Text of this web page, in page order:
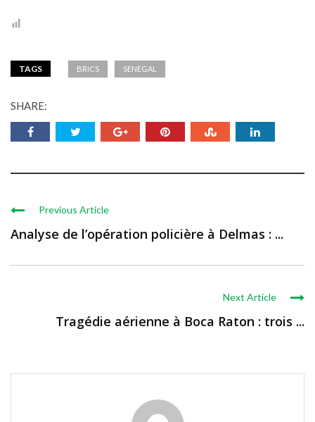
TAGS BRICS SENEGAL
SHARE:
Previous Article
Analyse de l’opération policière à Delmas : ...
Next Article
Tragédie aérienne à Boca Raton : trois ...